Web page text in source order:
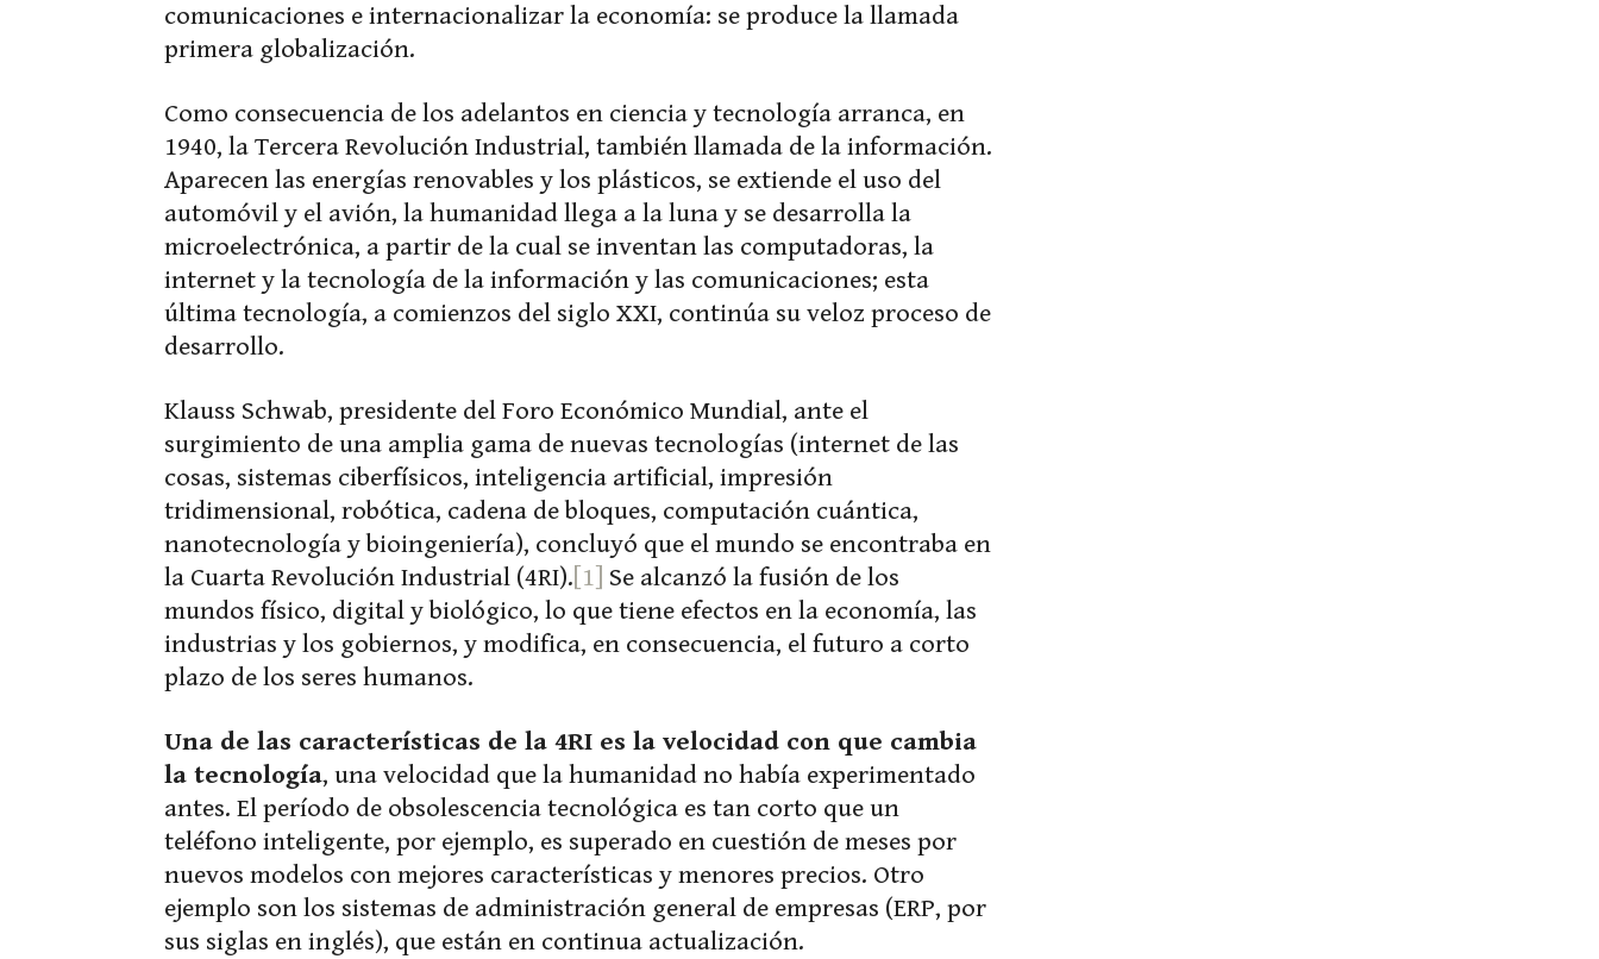
comunicaciones e internacionalizar la economía: se produce la llamada
primera globalización.
Como consecuencia de los adelantos en ciencia y tecnología arranca, en
1940, la Tercera Revolución Industrial, también llamada de la información.
Aparecen las energías renovables y los plásticos, se extiende el uso del
automóvil y el avión, la humanidad llega a la luna y se desarrolla la
microelectrónica, a partir de la cual se inventan las computadoras, la
internet y la tecnología de la información y las comunicaciones; esta
última tecnología, a comienzos del siglo XXI, continúa su veloz proceso de
desarrollo.
Klauss Schwab, presidente del Foro Económico Mundial, ante el
surgimiento de una amplia gama de nuevas tecnologías (internet de las
cosas, sistemas ciberfísicos, inteligencia artificial, impresión
tridimensional, robótica, cadena de bloques, computación cuántica,
nanotecnología y bioingeniería), concluyó que el mundo se encontraba en
la Cuarta Revolución Industrial (4RI). [1] Se alcanzó la fusión de los
mundos físico, digital y biológico, lo que tiene efectos en la economía, las
industrias y los gobiernos, y modifica, en consecuencia, el futuro a corto
plazo de los seres humanos.
Una de las características de la 4RI es la velocidad con que cambia
la tecnología, una velocidad que la humanidad no había experimentado
antes. El período de obsolescencia tecnológica es tan corto que un
teléfono inteligente, por ejemplo, es superado en cuestión de meses por
nuevos modelos con mejores características y menores precios. Otro
ejemplo son los sistemas de administración general de empresas (ERP, por
sus siglas en inglés), que están en continua actualización.